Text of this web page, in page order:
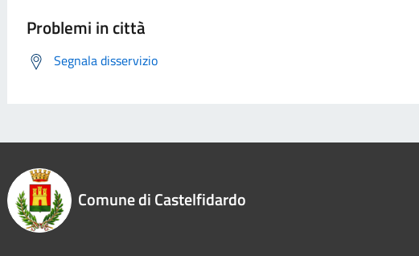
Problemi in città
Segnala disservizio
Comune di Castelfidardo